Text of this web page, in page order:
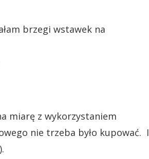
brzegi wstawek na
miarę z wykorzystaniem
nie trzeba było kupować. I